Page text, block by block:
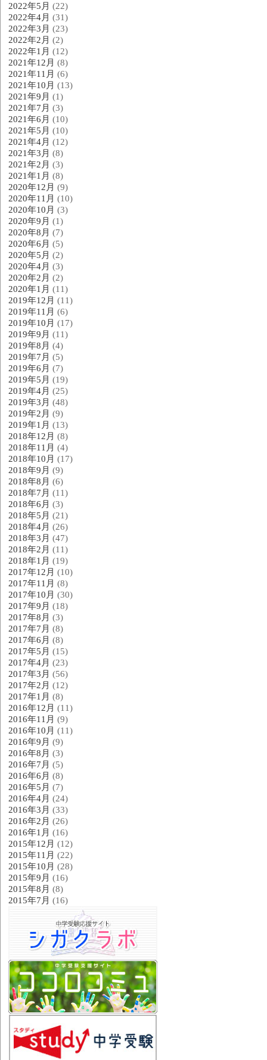
2022年5月 (22)
2022年4月 (31)
2022年3月 (23)
2022年2月 (2)
2022年1月 (12)
2021年12月 (8)
2021年11月 (6)
2021年10月 (13)
2021年9月 (1)
2021年7月 (3)
2021年6月 (10)
2021年5月 (10)
2021年4月 (12)
2021年3月 (8)
2021年2月 (3)
2021年1月 (8)
2020年12月 (9)
2020年11月 (10)
2020年10月 (3)
2020年9月 (1)
2020年8月 (7)
2020年6月 (5)
2020年5月 (2)
2020年4月 (3)
2020年2月 (2)
2020年1月 (11)
2019年12月 (11)
2019年11月 (6)
2019年10月 (17)
2019年9月 (11)
2019年8月 (4)
2019年7月 (5)
2019年6月 (7)
2019年5月 (19)
2019年4月 (25)
2019年3月 (48)
2019年2月 (9)
2019年1月 (13)
2018年12月 (8)
2018年11月 (4)
2018年10月 (17)
2018年9月 (9)
2018年8月 (6)
2018年7月 (11)
2018年6月 (3)
2018年5月 (21)
2018年4月 (26)
2018年3月 (47)
2018年2月 (11)
2018年1月 (19)
2017年12月 (10)
2017年11月 (8)
2017年10月 (30)
2017年9月 (18)
2017年8月 (3)
2017年7月 (8)
2017年6月 (8)
2017年5月 (15)
2017年4月 (23)
2017年3月 (56)
2017年2月 (12)
2017年1月 (8)
2016年12月 (11)
2016年11月 (9)
2016年10月 (11)
2016年9月 (9)
2016年8月 (3)
2016年7月 (5)
2016年6月 (8)
2016年5月 (7)
2016年4月 (24)
2016年3月 (33)
2016年2月 (26)
2016年1月 (16)
2015年12月 (12)
2015年11月 (22)
2015年10月 (28)
2015年9月 (16)
2015年8月 (8)
2015年7月 (16)